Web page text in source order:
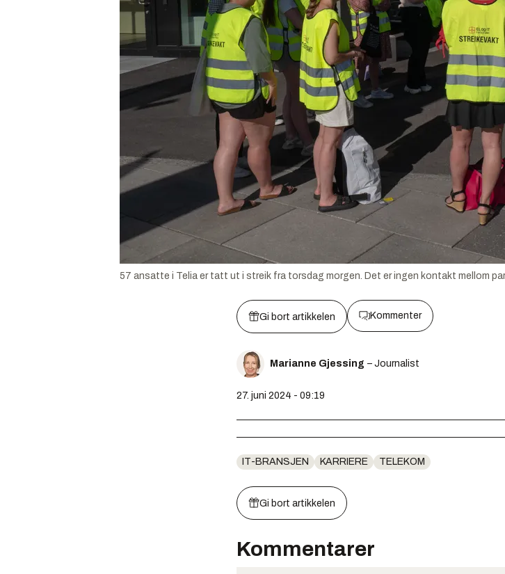
57 ansatte i Telia er tatt ut i streik fra torsdag morgen. Det er ingen kontakt mellom
Gi bort artikkelen Kommenter
Marianne Gjessing – Journalist
27. juni 2024 - 09:19
IT-BRANSJEN KARRIERE TELEKOM
Gi bort artikkelen
Kommentarer